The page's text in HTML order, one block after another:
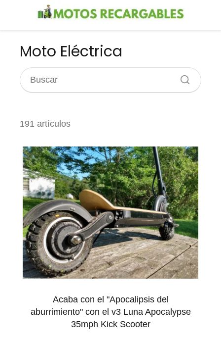
Moto Eléctrica
191 artículos
Acaba con el "Apocalipsis del
aburrimiento" con el v3 Luna Apocalypse
35mph Kick Scooter